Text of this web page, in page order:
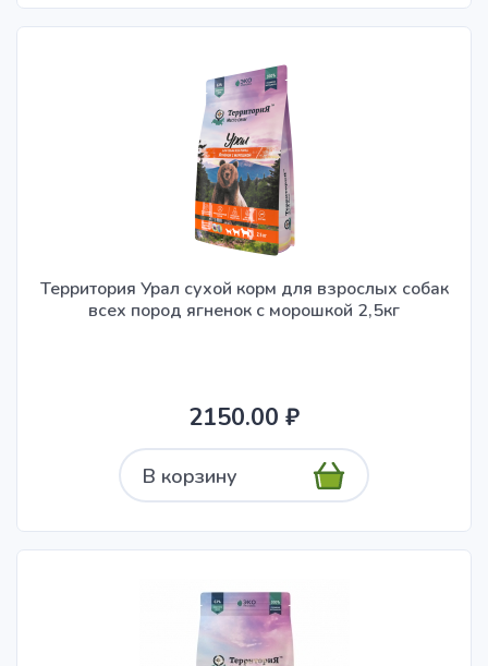
Территория Урал сухой корм для взрослых собак
всех пород ягненок с морошкой 2,5кг
2150.00 ₽
В корзину